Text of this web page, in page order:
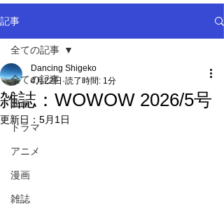
記事
全ての記事
映画
ドラマ
アニメ
漫画
雑誌
全ての記事
雑誌：WOWOW 2026/5号
Dancing Shigeko
4月22日 読了時間: 1分
更新日： 5月1日